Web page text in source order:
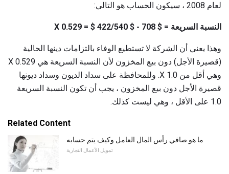
لعام 2008 ، سيكون الحساب هو التالي:
النسبة السريعة = $ 708 - $ 422/540 $ = 0.529 X
وهذا يعني أن الشركة لا تستطيع الوفاء بالتزامات دينها الحالية
(قصيرة الأجل) دون بيع المخزون لأن النسبة السريعة هي 0.529 X
وهي أقل من 1.0 X. وللمحافظة على سداد الديون وسداد ديونها
قصيرة الأجل دون بيع المخزون ، يجب أن تكون النسبة السريعة
1.0 على الأقل ، وهي ليست كذلك.
Related Content
ما هو صافي رأس المال العامل وكيف يتم حسابه
تمويل الأعمال التجارية